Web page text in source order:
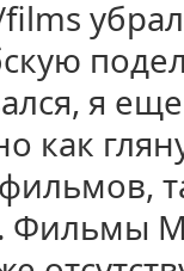
я
как
Фильмы